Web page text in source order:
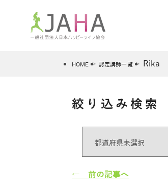
JAHAについて
JAHA資格講座一覧
骨盤スリムヨガ®通信
ヨガレッスンカレンダー
骨盤スリムヨガ
HOME 認定講師一覧 Rika
絞り込み検索
← 前の記事へ